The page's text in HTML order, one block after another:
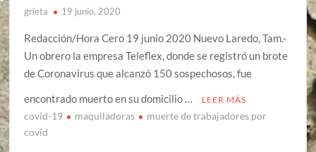
grieta 19 junio, 2020
Redacción/Hora Cero 19 junio 2020 Nuevo Laredo, Tam.-
Un obrero la empresa Teleflex, donde se registró un brote
de Coronavirus que alcanzó 150 sospechosos, fue
encontrado muerto en su domicilio …
LEER MÁS
covid-19 maquiladoras
muerte de trabajadores por
covid